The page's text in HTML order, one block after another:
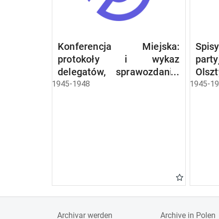
Konferencja Miejska:
protokoły i wykaz
delegatów, sprawozdania,
rezolucje
1945-1948 1945-
Archivar werden Archive in Polen